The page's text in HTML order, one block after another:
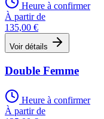
Heure à confirmer
À partir de
135,00 €
Voir détails
Double Femme
Heure à confirmer
À partir de